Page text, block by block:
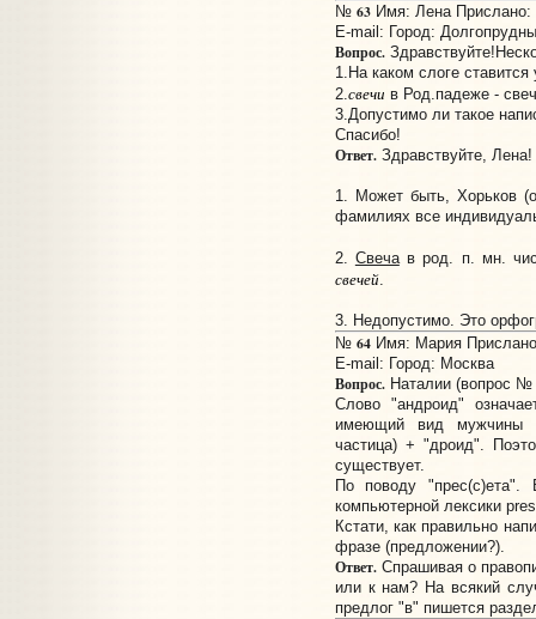
№ 63Имя: Лена Прислано:
E-mail: Город:
Вопрос.
1.На каком слоге
2.свечи в Род.падеже -
3.Допустимо ли такое
Спасибо!
Ответ.Здравствуйте, Лена!
1. Может быть, Хорьков
фамилиях все
2. Свечав род. п. мн.
свечей.
3. Недопустимо. Это
№ 64Имя: Мария
E-mail: Город: Москва
Вопрос.Наталии (вопрос №
Слово "андроид"
имеющий вид мужчины
частица) + "дроид".
существует.
По поводу
компьютерной лексики
Кстати, как правильно
фразе (предложении?).
Ответ.Спрашивая о
или к нам? На всякий
предлог "в" пишется